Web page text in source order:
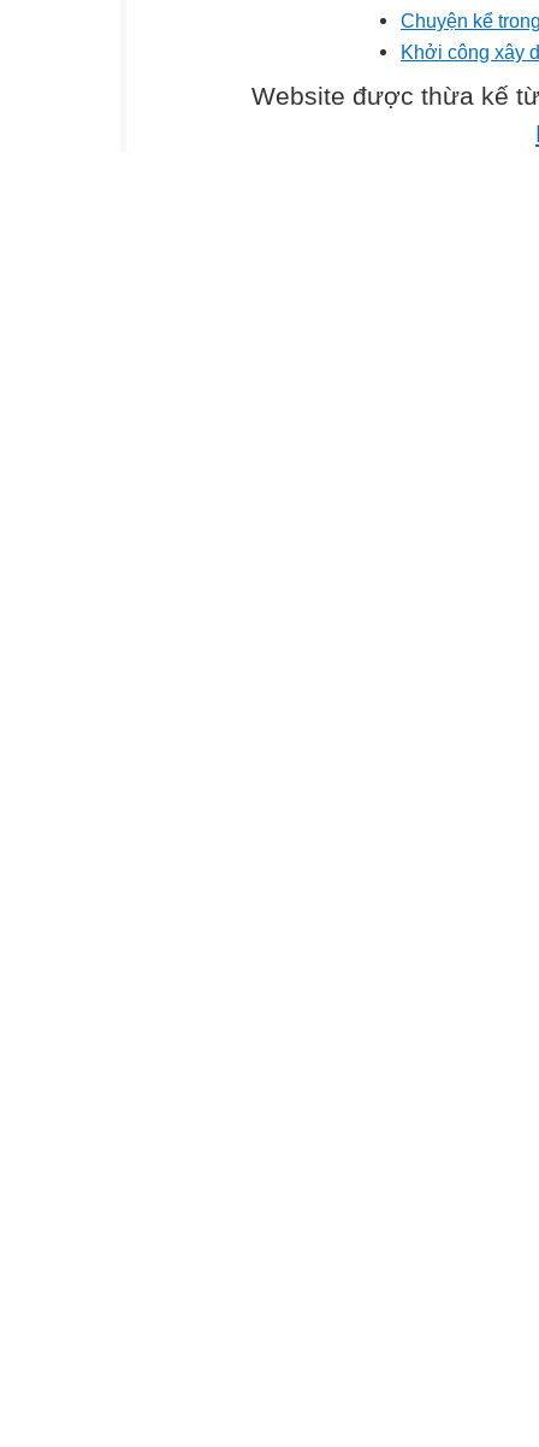
Chuyện kể
Khởi công xây
Website được thừa kế